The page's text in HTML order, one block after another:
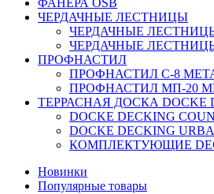
ФАНЕРА OSB
ЧЕРДАЧНЫЕ ЛЕСТНИЦЫ
ЧЕРДАЧНЫЕ
ЧЕРДАЧНЫЕ
ПРОФНАСТИЛ
ПРОФНАСТИЛ C-8
ПРОФНАСТИЛ МП-20
ТЕРРАСНАЯ ДОСКА DOCKE
DOCKE DECKING
DOCKE DECKING
КОМПЛЕКТУЮЩИЕ
Новинки
Популярные товары